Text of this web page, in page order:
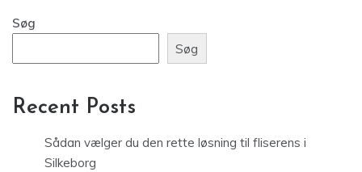
Søg
Søg
Recent Posts
Sådan vælger du den rette løsning til fliserens i
Silkeborg